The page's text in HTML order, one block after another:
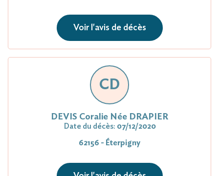
Voir l'avis de décès
CD
DEVIS Coralie Née DRAPIER
Date du décès: 07/12/2020
62156 - Éterpigny